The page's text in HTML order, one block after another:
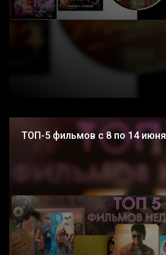
ТОП-5 фильмов с 8 по 14 июня